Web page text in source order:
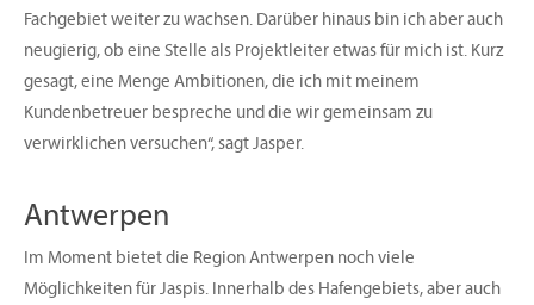
Fachgebiet weiter zu wachsen. Darüber hinaus bin ich aber auch
neugierig, ob eine Stelle als Projektleiter etwas für mich ist. Kurz
gesagt, eine Menge Ambitionen, die ich mit meinem
Kundenbetreuer bespreche und die wir gemeinsam zu
verwirklichen versuchen“, sagt Jasper.
Antwerpen
Im Moment bietet die Region Antwerpen noch viele
Möglichkeiten für Jaspis. Innerhalb des Hafengebiets, aber auch